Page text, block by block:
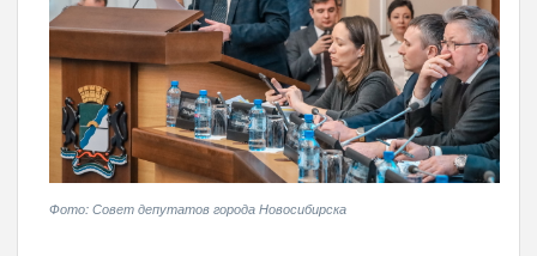
Фото: Совет депутатов города Новосибирска